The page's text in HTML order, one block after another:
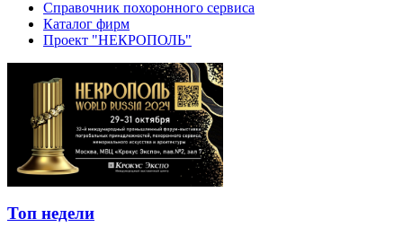
Справочник похоронного сервиса
Каталог фирм
Проект "НЕКРОПОЛЬ"
Топ недели